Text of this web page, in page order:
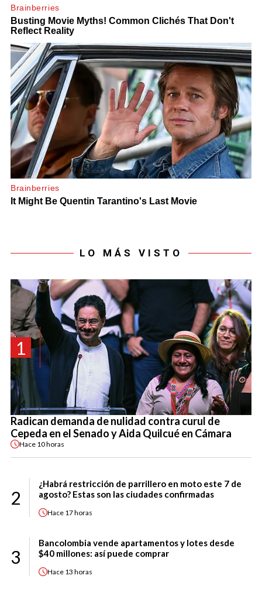
LO MÁS VISTO
1
Radican demanda de nulidad contra curul de
Cepeda en el Senado y Aida Quilcué en Cámara
Hace 10 horas
2
¿Habrá restricción de parrillero en moto este 7 de
agosto? Estas son las ciudades confirmadas
Hace 17 horas
3
Bancolombia vende apartamentos y lotes desde
$40 millones: así puede comprar
Hace 13 horas